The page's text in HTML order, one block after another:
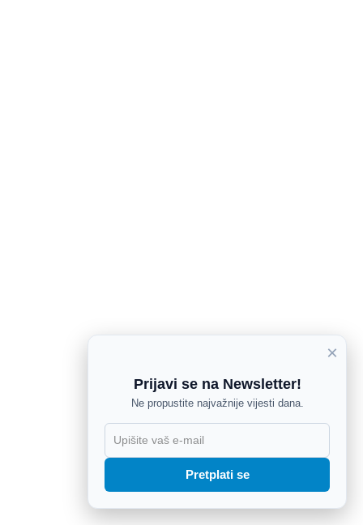
×
Prijavi se na Newsletter!
Ne propustite najvažnije vijesti dana.
Pretplati se